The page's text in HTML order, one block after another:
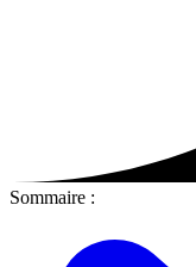
Sommaire :